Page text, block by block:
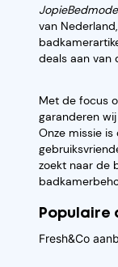
van
deals aan van
Met de focus
garanderen
Onze missie
zoekt naar de
Populaire
Fresh&Co